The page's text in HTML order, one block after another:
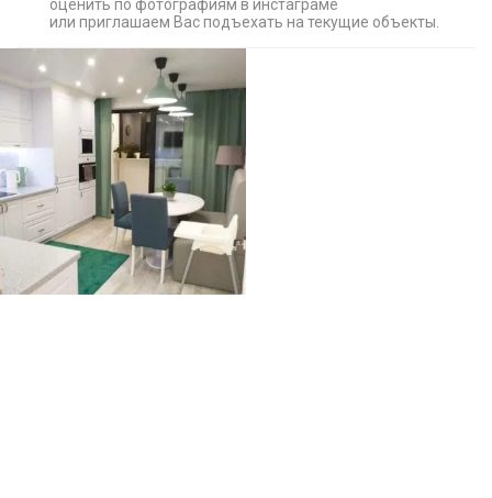
оценить по фотографиям в инстаграме
или приглашаем Вас подъехать на текущие объекты.